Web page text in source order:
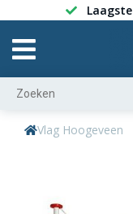
Laagste
Vlag Hoogeveen